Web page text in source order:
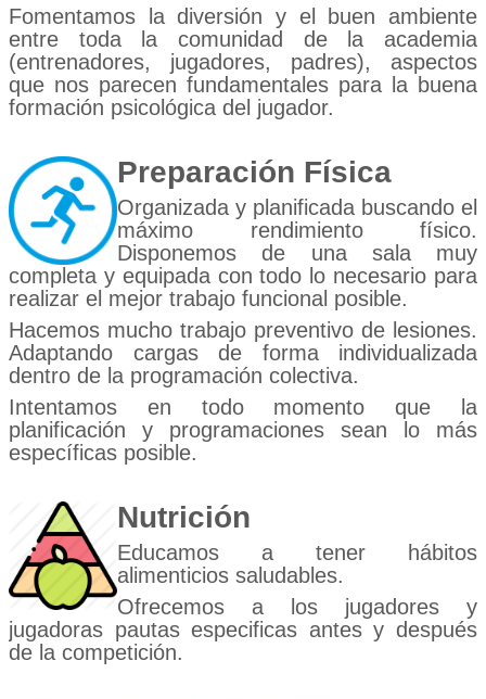
Fomentamos la diversión y el buen ambiente
entre toda la comunidad de la academia
(entrenadores, jugadores, padres), aspectos
que nos parecen fundamentales para la buena
formación psicológica del jugador.
Preparación Física
Organizada y planificada buscando el
máximo rendimiento físico.
Disponemos de una sala muy
completa y equipada con todo lo necesario para
realizar el mejor trabajo funcional posible.
Hacemos mucho trabajo preventivo de lesiones.
Adaptando cargas de forma individualizada
dentro de la programación colectiva.
Intentamos en todo momento que la
planificación y programaciones sean lo más
específicas posible.
Nutrición
Educamos a tener hábitos
alimenticios saludables.
Ofrecemos a los jugadores y
jugadoras pautas especificas antes y después
de la competición.